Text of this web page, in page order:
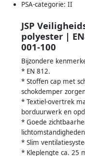
PSA-categorie: II
JSP
polyester |
001-100
Bijzondere
* EN 812.
* Stoffen cap met
schokdemper
* Textiel-overtrek
borduurwerk en
* Goede
* Slim
* Kleplengte ca. 25